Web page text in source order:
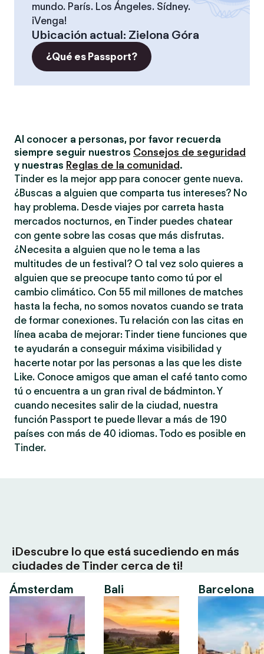
mundo. París. Los Ángeles. Sídney.
¡Venga!
Ubicación actual: Zielona Góra
¿Qué es Passport?
Al conocer a personas, por favor recuerda
siempre seguir nuestros Consejos de seguridad
y nuestras Reglas de la comunidad .
Tinder es la mejor app para conocer gente nueva.
¿Buscas a alguien que comparta tus intereses? No
hay problema. Desde viajes por carreta hasta
mercados nocturnos, en Tinder puedes chatear
con gente sobre las cosas que más disfrutas.
¿Necesita a alguien que no le tema a las
multitudes de un festival? O tal vez solo quieres a
alguien que se preocupe tanto como tú por el
cambio climático. Con 55 mil millones de matches
hasta la fecha, no somos novatos cuando se trata
de formar conexiones. Tu relación con las citas en
línea acaba de mejorar: Tinder tiene funciones que
te ayudarán a conseguir máxima visibilidad y
hacerte notar por las personas a las que les diste
Like. Conoce amigos que aman el café tanto como
tú o encuentra a un gran rival de bádminton. Y
cuando necesites salir de la ciudad, nuestra
función Passport te puede llevar a más de 190
países con más de 40 idiomas. Todo es posible en
Tinder.
¡Descubre lo que está sucediendo en más
ciudades de Tinder cerca de ti!
Ámsterdam
Bali Barcelona